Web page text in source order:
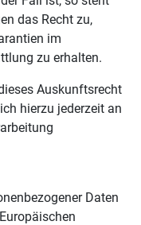
das Recht zu,
im
zu erhalten.
Auskunftsrecht
hierzu jederzeit an
Daten